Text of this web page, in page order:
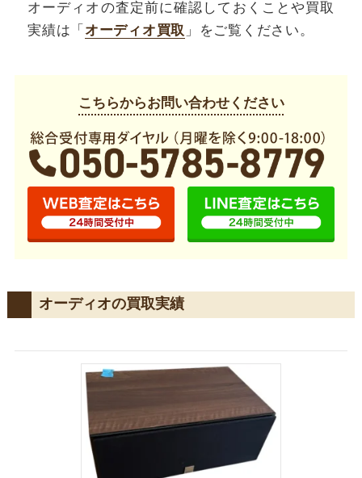
オーディオの査定前に確認しておくことや買取
実績は「 オーディオ買取 」をご覧ください。
こちらからお問い合わせください
オーディオの買取実績